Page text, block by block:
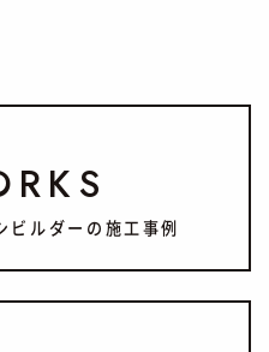
ビルダーの施工事例